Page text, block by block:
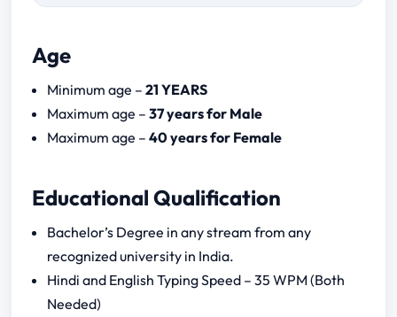
Written Test (MCQ – Based)
Stenographer Speed (300 marks)
Formatting Test (100 marks)
Interview (50 marks)
Bihar Sachivalaya Reporter 2024
Notification
Bihar Sachivalaya Reporter Previous Year
Papers
Age
Minimum age –21 YEARS
Maximum age –37 years for Male
Maximum age –40 years for Female
Educational Qualification
Bachelor’s Degree in any stream from any
recognized university in India.
Hindi and English Typing Speed – 35 WPM (Both
Needed)